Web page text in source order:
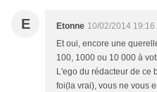
E Etonne 10/02/2014 19:16
Et oui, encore une
100, 1000 ou 10 000 à
L'ego du rédacteur de ce
foi(la vrai), vous ne vous